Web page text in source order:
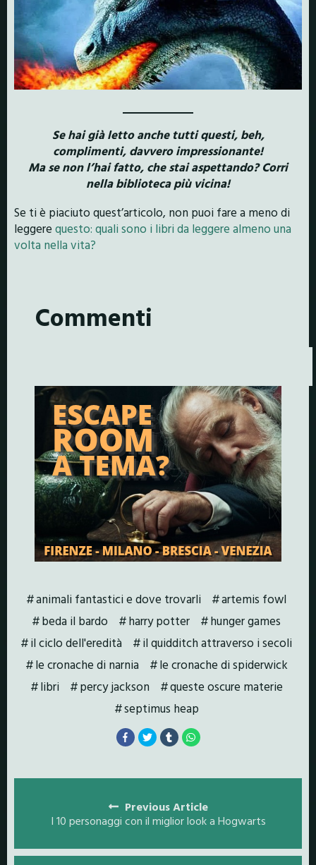
Se hai già letto anche tutti questi, beh,
complimenti, davvero impressionante!
Ma se non l’hai fatto, che stai aspettando? Corri
nella biblioteca più vicina!
Se ti è piaciuto quest’articolo, non puoi fare a meno di
leggere questo: quali sono i libri da leggere almeno una
volta nella vita?
Commenti
animali fantastici e dove trovarli
artemis fowl
beda il bardo
harry potter
hunger games
il ciclo dell'eredità
il quidditch attraverso i secoli
le cronache di narnia
le cronache di spiderwick
libri
percy jackson
queste oscure materie
septimus heap
navigation
Previous Article
I 10 personaggi con il miglior look a Hogwarts